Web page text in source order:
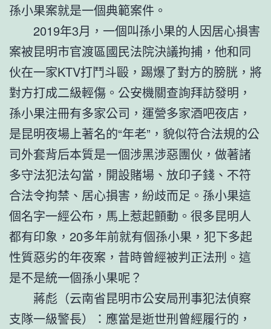
孫小果案就是一個典範案件。
2019年3月，一個叫孫小果的人因居心損害
案被昆明市官渡區國民法院決議拘捕，他和同
伙在一家KTV打鬥斗毆，踢爆了對方的膀胱，將
對方打成二級輕傷。公安機關查詢拜訪發明，
孫小果注冊有多家公司，運營多家酒吧夜店，
是昆明夜場上著名的“年老”，貌似符合法規的公
司外套背后本質是一個涉黑涉惡團伙，做著諸
多守法犯法勾當，開設賭場、放印子錢、不符
合法令拘禁、居心損害，紛歧而足。孫小果這
個名字一經公布，馬上惹起顫動。很多昆明人
都有印象，20多年前就有個孫小果，犯下多起
性質惡劣的年夜案，昔時曾經被判正法刑。這
是不是統一個孫小果呢？
蔣彪（云南省昆明市公安局刑事犯法偵察
支隊一級警長）：應當是逝世刑曾經履行的，